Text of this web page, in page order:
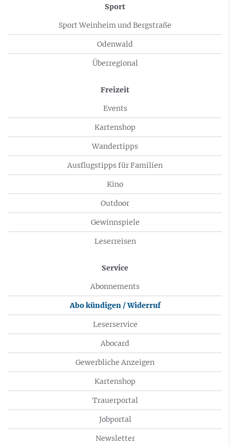
Sport
Sport Weinheim und Bergstraße
Odenwald
Überregional
Freizeit
Events
Kartenshop
Wandertipps
Ausflugstipps für Familien
Kino
Outdoor
Gewinnspiele
Leserreisen
Service
Abonnements
Abo kündigen / Widerruf
Leserservice
Abocard
Gewerbliche Anzeigen
Kartenshop
Trauerportal
Jobportal
Newsletter